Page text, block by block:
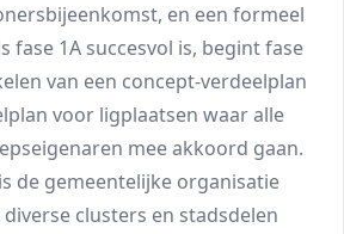
en een formeel
fase 1A succesvol is, begint fase
van een concept-verdeelplan
voor ligplaatsen waar alle
mee akkoord gaan.
de gemeentelijke organisatie
clusters en stadsdelen